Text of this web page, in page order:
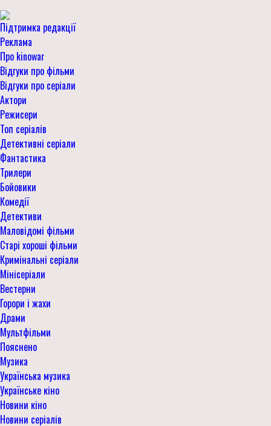
Підтримка редакції
Реклама
Про kinowar
Відгуки про фільми
Відгуки про серіали
Актори
Режисери
Топ серіалів
Детективні серіали
Фантастика
Трилери
Бойовики
Комедії
Детективи
Маловідомі фільми
Старі хороші фільми
Кримінальні серіали
Мінісеріали
Вестерни
Горори і жахи
Драми
Мультфільми
Пояснено
Музика
Українська музика
Українське кіно
Новини кіно
Новини серіалів